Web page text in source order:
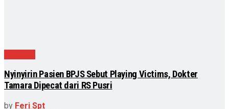
Nyinyirin Pasien BPJS Sebut Playing Victims, Dokter
Tamara Dipecat dari RS Pusri
by Feri Spt